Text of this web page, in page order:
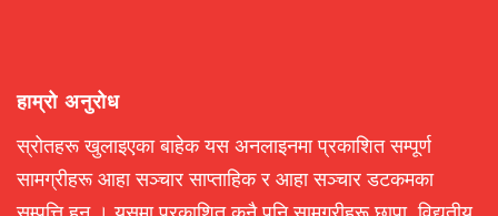
हाम्रो अनुरोध
स्रोतहरू खुलाइएका बाहेक यस अनलाइनमा प्रकाशित सम्पूर्ण
सामग्रीहरू आहा सञ्चार साप्ताहिक र आहा सञ्चार डटकमका